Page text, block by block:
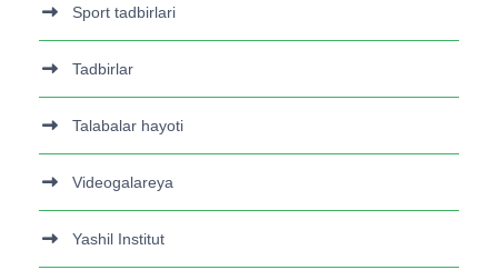
Sport tadbirlari
Tadbirlar
Talabalar hayoti
Videogalareya
Yashil Institut